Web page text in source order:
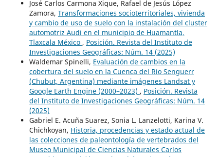
José Carlos Carmona Xique, Rafael de Jesús López
Zamora, Transformaciones socioterritoriales, vivienda
y cambio de uso de suelo con la instalación del cluster
automotriz Audi en el municipio de Huamantla,
Tlaxcala México , Posición. Revista del Instituto de
Investigaciones Geográficas: Núm. 14 (2025)
Waldemar Spinelli, Evaluación de cambios en la
cobertura del suelo en la Cuenca del Río Senguerr
(Chubut, Argentina) mediante imágenes Landsat y
Google Earth Engine (2000–2023) , Posición. Revista
del Instituto de Investigaciones Geográficas: Núm. 14
(2025)
Gabriel E. Acuña Suarez, Sonia L. Lanzelotti, Karina V.
Chichkoyan, Historia, procedencias y estado actual de
las colecciones de paleontología de vertebrados del
Museo Municipal de Ciencias Naturales Carlos